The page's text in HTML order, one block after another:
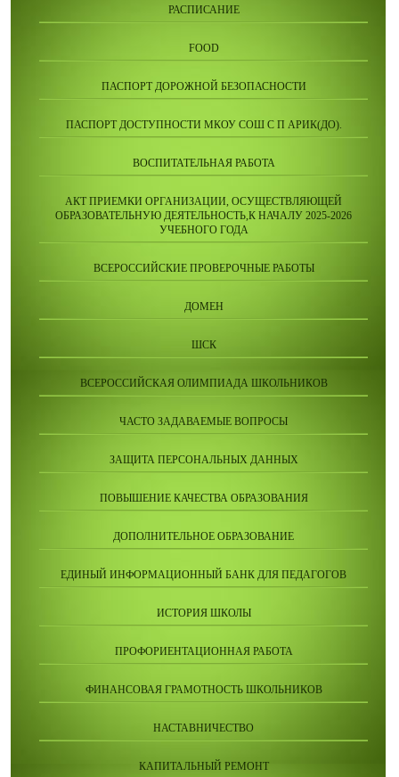
РАСПИСАНИЕ
FOOD
ПАСПОРТ ДОРОЖНОЙ БЕЗОПАСНОСТИ
ПАСПОРТ ДОСТУПНОСТИ МКОУ СОШ С П АРИК(ДО).
ВОСПИТАТЕЛЬНАЯ РАБОТА
АКТ ПРИЕМКИ ОРГАНИЗАЦИИ, ОСУЩЕСТВЛЯЮЩЕЙ
ОБРАЗОВАТЕЛЬНУЮ ДЕЯТЕЛЬНОСТЬ,К НАЧАЛУ 2025-2026
УЧЕБНОГО ГОДА
ВСЕРОССИЙСКИЕ ПРОВЕРОЧНЫЕ РАБОТЫ
ДОМЕН
ШСК
ВСЕРОССИЙСКАЯ ОЛИМПИАДА ШКОЛЬНИКОВ
ЧАСТО ЗАДАВАЕМЫЕ ВОПРОСЫ
ЗАЩИТА ПЕРСОНАЛЬНЫХ ДАННЫХ
ПОВЫШЕНИЕ КАЧЕСТВА ОБРАЗОВАНИЯ
ДОПОЛНИТЕЛЬНОЕ ОБРАЗОВАНИЕ
ЕДИНЫЙ ИНФОРМАЦИОННЫЙ БАНК ДЛЯ ПЕДАГОГОВ
ИСТОРИЯ ШКОЛЫ
ПРОФОРИЕНТАЦИОННАЯ РАБОТА
ФИНАНСОВАЯ ГРАМОТНОСТЬ ШКОЛЬНИКОВ
НАСТАВНИЧЕСТВО
КАПИТАЛЬНЫЙ РЕМОНТ